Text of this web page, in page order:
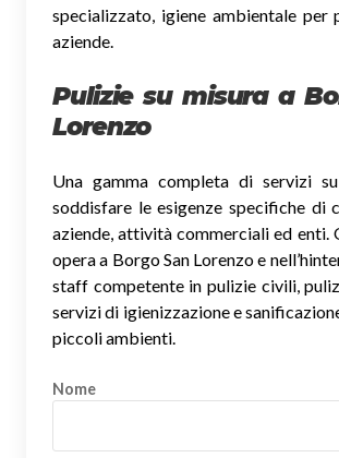
specializzato, igiene ambientale per
aziende.
Pulizie su misura a
Lorenzo
Una gamma completa di servizi
soddisfare le esigenze specifiche di
aziende, attività commerciali ed enti.
opera a Borgo San Lorenzo e
staff competente in pulizie civili,
servizi di igienizzazione e
piccoli ambienti.
Nome